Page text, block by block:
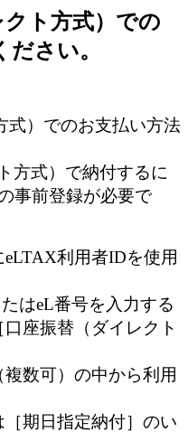
ト方式）での
さい。
式）でのお支払い方法
方式）で納付するに
事前登録が必要で
利用者IDを使用
はeL番号を入力する
座振替（ダイレクト
数可）の中から利用
期日指定納付］のい